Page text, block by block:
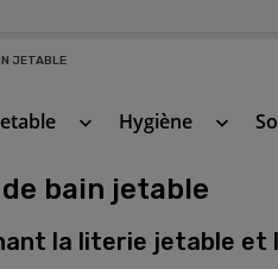
JETABLE
keyboard_arrow_down Hygiène keyboard_arrow_down
bain jetable
la literie jetable et